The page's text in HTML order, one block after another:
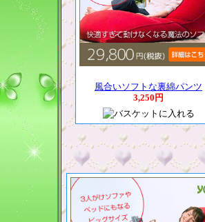
風合いソフトな裏綿パンツ
3,250円